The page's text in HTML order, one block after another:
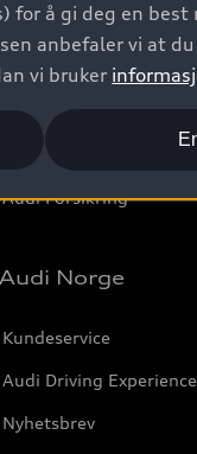
Kontakt forhandler
Prislister
Leasing
Bilgarantier
Audi Forsikring
Audi Norge
Kundeservice
Audi Driving Experience
Nyhetsbrev
for å gi deg en
anbefaler vi at
vi bruker